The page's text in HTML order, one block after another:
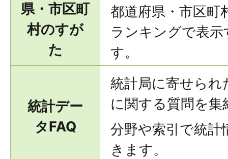
県・市区町
村のすが
た
都道府県・市区町
ランキングで表
す。
統計デー
タFAQ
統計局に寄せられ
に関する質問を
分野や索引で統計
きます。